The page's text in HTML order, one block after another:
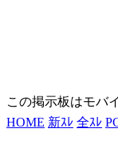
この掲示板はモバ
HOME 新ｽﾚ 全ｽﾚ